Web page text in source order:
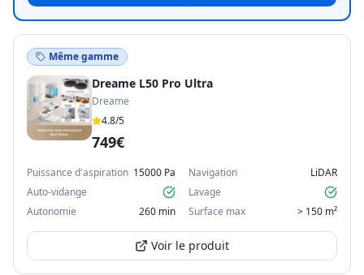
Même gamme
Dreame L50 Pro Ultra
Dreame
4.8/5
749€
Puissance d'aspiration 15000 Pa Navigation
LiDAR
Auto-vidange
Lavage
Autonomie
260 min Surface max > 150 m²
Voir le produit